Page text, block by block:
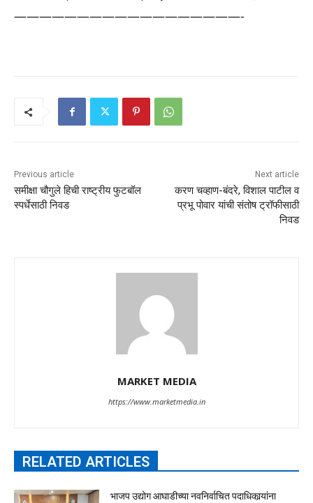
——————————————————-
Previous article
समीक्षा चौगुले हिची राष्ट्रीय फुटबॉल
स्पर्धेसाठी निवड
Next article
करण चव्हाण-बंदरे, विशाल पाटील व
प्रभू पोवार यांची संतोष ट्रॉफीसाठी
निवड
MARKET MEDIA
https://www.marketmedia.in
RELATED ARTICLES
भाजप उद्योग आघाडीच्या नवनिर्वाचित पदाधिकार्‍यांना